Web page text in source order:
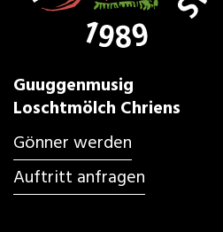
Guuggenmusig
Loschtmölch Chriens
Gönner werden
Auftritt anfragen